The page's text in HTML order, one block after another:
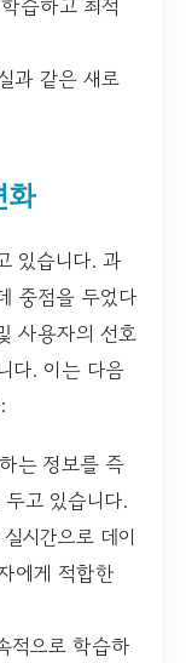
과 같은 새로
화
있습니다. 과
중점을 두었다
사용자의 선호
다. 이는 다음
는 정보를 즉
고 있습니다.
실시간으로 데이
에게 적합한
적으로 학습하